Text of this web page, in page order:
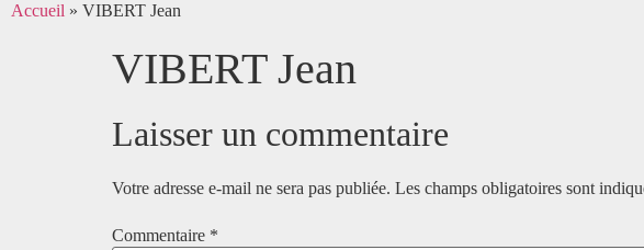
Accueil » VIBERT Jean
VIBERT Jean
Laisser un commentaire
Votre adresse e-mail ne sera pas publiée. Les champs obligatoires sont
Commentaire *